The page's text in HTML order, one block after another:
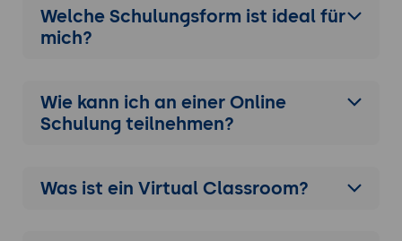
Welche Schulungsform ist ideal für
mich?
Wie kann ich an einer Online
Schulung teilnehmen?
Was ist ein Virtual Classroom?